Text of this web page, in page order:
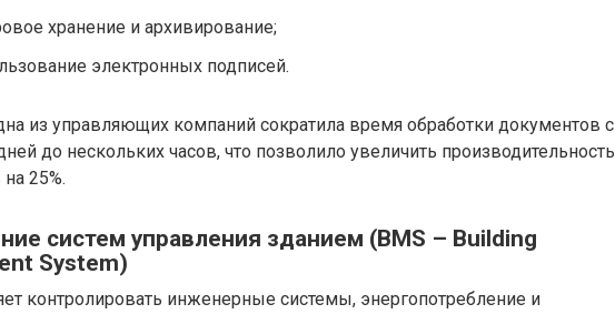
хранение и архивирование;
электронных подписей.
из управляющих компаний сократила время обработки документов с
до нескольких часов, что позволило увеличить производительность
25%.
систем управления зданием (BMS – Building
System)
контролировать инженерные системы, энергопотребление и